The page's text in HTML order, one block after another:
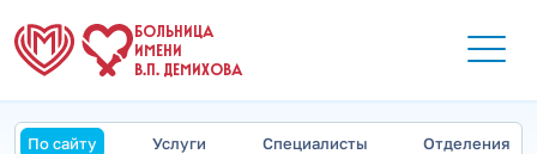
БОЛЬНИЦА
ИМЕНИ
В.П. ДЕМИХОВА
По сайту Услуги Специалисты Отделения